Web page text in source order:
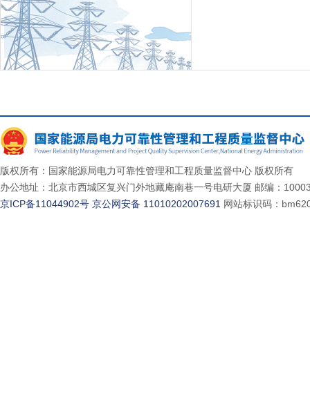
版权所有：国家能源局电力可靠性管理和工程质量监督中心 版权所有
办公地址：北京市西城区复兴门外地藏庵南巷一号电研大厦 邮编：
京ICP备11044902号 京公网安备 11010202007691 网站标识码：